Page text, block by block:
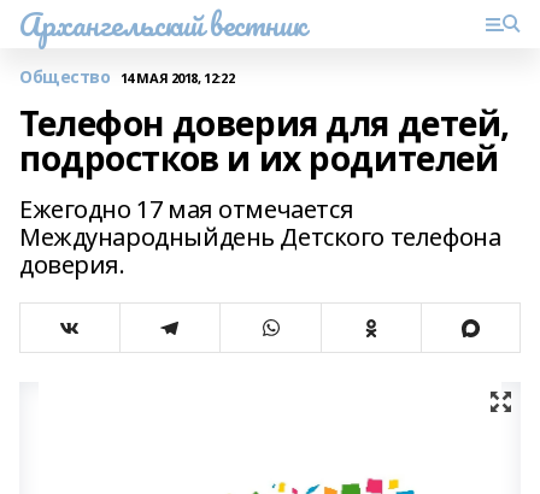
Архангельский вестник
Общество 14 МАЯ 2018, 12:22
Телефон доверия для детей,
подростков и их родителей
Ежегодно 17 мая отмечается
Международныйдень Детского телефона
доверия.